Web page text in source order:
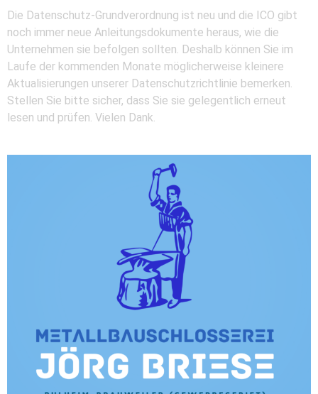
Die Datenschutz-Grundverordnung ist neu und die ICO gibt
noch immer neue Anleitungsdokumente heraus, wie die
Unternehmen sie befolgen sollten. Deshalb können Sie im
Laufe der kommenden Monate möglicherweise kleinere
Aktualisierungen unserer Datenschutzrichtlinie bemerken.
Stellen Sie bitte sicher, dass Sie sie gelegentlich erneut
lesen und prüfen. Vielen Dank.